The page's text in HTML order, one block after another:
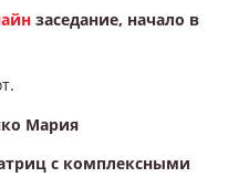
заседание, начало в
Мария
с комплексными